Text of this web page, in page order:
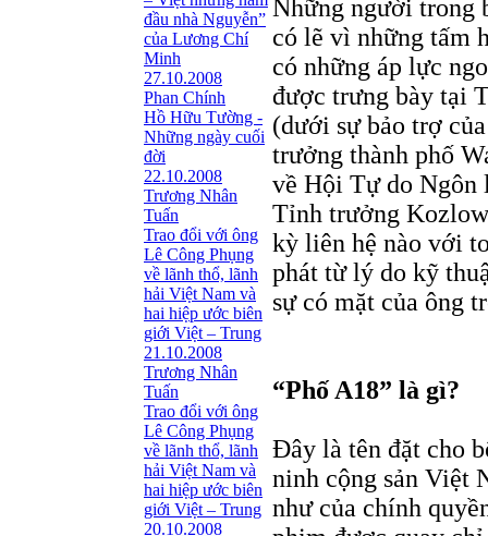
đầu nhà Nguyễn”
của Lương Chí
Minh
27.10.2008
Phan Chính
Hồ Hữu Tường -
Những ngày cuối
đời
22.10.2008
Trương Nhân
Tuấn
Trao đổi với ông
Lê Công Phụng
về lãnh thổ, lãnh
hải Việt Nam và
hai hiệp ước biên
giới Việt – Trung
21.10.2008
Trương Nhân
Tuấn
Trao đổi với ông
Lê Công Phụng
về lãnh thổ, lãnh
hải Việt Nam và
hai hiệp ước biên
giới Việt – Trung
20.10.2008
Những người trong
có lẽ vì những tấm
có những áp lực
được trưng bày tại
(dưới sự bảo trợ
trưởng thành phố
về Hội Tự do Ngôn
Tỉnh trưởng
kỳ liên hệ nào với
phát từ lý do kỹ
sự có mặt của ông
“Phố A18” là gì?
Đây là tên đặt cho
ninh cộng sản Việt
như của chính